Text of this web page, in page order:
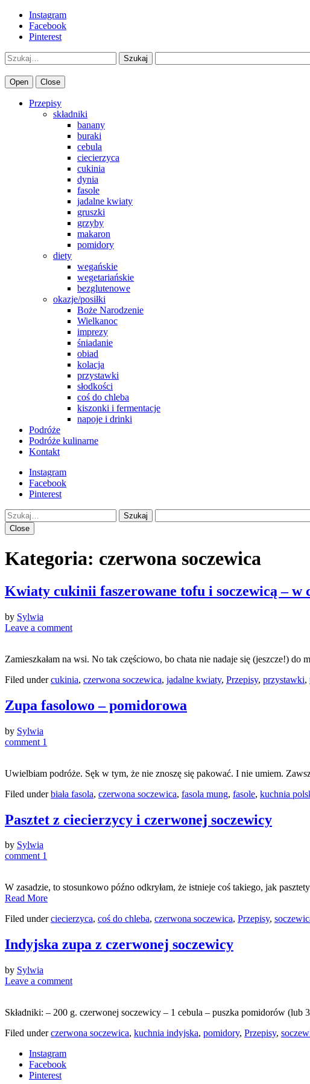
Instagram
Facebook
Pinterest
Szukaj
Open Close
Przepisy
składniki
banany
buraki
cebula
ciecierzyca
cukinia
dynia
fasole
jadalne kwiaty
gruszki
grzyby
makaron
pomidory
diety
wegańskie
wegetariańskie
bezglutenowe
okazje/posiłki
Boże Narodzenie
Wielkanoc
imprezy
śniadanie
obiad
kolacja
przystawki
słodkości
coś do chleba
kiszonki i fermentacje
napoje i drinki
Podróże
Podróże kulinarne
Kontakt
Instagram
Facebook
Pinterest
Szukaj
Close
Kategoria: czerwona soczewica
Kwiaty cukinii faszerowane tofu i soczewicą – w
by Sylwia
Leave a comment
Zamieszkałam na wsi. No tak częściowo, bo chata nie nadaje się (jeszcze!)
Filed undercukinia, czerwona soczewica, jadalne kwiaty, Przepisy, przystawki,
Zupa fasolowo – pomidorowa
by Sylwia
comment 1
Uwielbiam podróże. Sęk w tym, że nie znoszę się pakować. I nie umiem.
Filed underbiała fasola, czerwona soczewica, fasola mung, fasole, kuchnia
Pasztet z ciecierzycy i czerwonej soczewicy
by Sylwia
comment 1
W zasadzie, to stosunkowo późno odkryłam, że istnieje coś takiego, jak
Read More
Filed underciecierzyca, coś do chleba, czerwona soczewica, Przepisy,
Indyjska zupa z czerwonej soczewicy
by Sylwia
Leave a comment
Składniki: – 200 g. czerwonej soczewicy – 1 cebula – puszka pomidorów
Filed underczerwona soczewica, kuchnia indyjska, pomidory, Przepisy,
Instagram
Facebook
Pinterest